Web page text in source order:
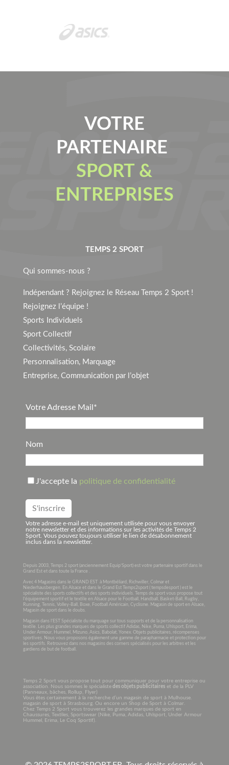
VOTRE
PARTENAIRE
SPORT &
ENTREPRISES
TEMPS 2 SPORT
Qui sommes-nous ?
Indépendant ? Rejoignez le Réseau Temps 2 Sport !
Rejoignez l’équipe !
Sports Individuels
Sport Collectif
Collectivités, Scolaire
Personnalisation, Marquage
Entreprise, Communication par l’objet
Votre Adresse Mail*
Nom
J'accepte la politique de confidentialité
Votre adresse e-mail est uniquement utilisée pour vous envoyer
notre newsletter et des informations sur les activités de Temps 2
Sport. Vous pouvez toujours utiliser le lien de désabonnement
inclus dans la newsletter.
Depuis 2003, Temps 2 sport (anciennement Equip’Sport) est votre partenaire sportif dans le
Grand Est et dans toute la France .
Avec 4 Magasins dans le GRAND EST à Montbéliard, Richwiller, Colmar et
Niederhausbergen. En Alsace et dans le Grand Est Temps2sport ( tempsdesport ) est le
spécialiste des sports collectifs et des sports individuels. Temps de sport vous propose tout
l’équipement sportif et le textile en Alsace pour le Football, Handball, Basket-Ball, Rugby,
Running, Tennis, Volley-Ball, Boxe, Football Américain, Cyclisme. Magasin de sport en Alsace,
Magasin de sport dans le doubs.
Magasin dans l’EST Spécialiste du marquage sur tous supports et de la personnalisation
textile. Les plus grandes marques de sports collectif Adidas, Nike, Puma, Uhlsport, Erima,
Under Armour, Hummel, Mizuno, Asics, Babolat, Yonex. Objets publicitaires, récompenses
sportives. Nous vous proposons également une gamme de parapharmacie et protection pour
les sportifs. Retrouvez dans nos magasins des corners spécialisés pour les arbitres et les
gardiens de but de football.
Temps 2 Sport vous propose tout pour communiquer pour votre entreprise ou
association. Nous sommes le spécialistedes objets publicitaireset de la PLV
(Panneaux, bâches, Rollup, Flyer)
Vous êtes certainement à la recherche d’un magasin de sport à Mulhouse.
magasin de sport à Strasbourg. Ou encore un Shop de Sport à Colmar.
Chez Temps 2 Sport vous trouverez les grandes marques de sport en
Chaussures, Textiles, Sportswear (Nike, Puma, Adidas, Uhlsport, Under Armour
Hummel, Erima, Le Coq Sportif).